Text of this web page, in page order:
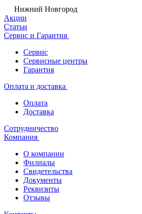
Нижний Новгород
Акции
Статьи
Сервис и Гарантия
Сервис
Сервисные центры
Гарантия
Оплата и доставка
Оплата
Доставка
Сотрудничество
Компания
О компании
Филиалы
Свидетельства
Документы
Реквизиты
Отзывы